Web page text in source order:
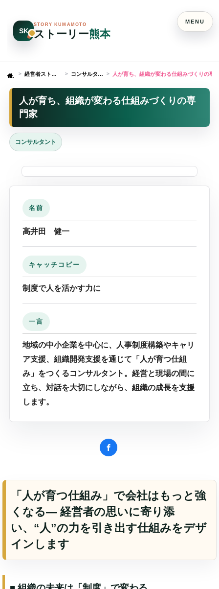
SK
STORY KUMAMOTO
ストーリー熊本
Home 経営者ストーリー コンサルタント 人が育ち、組織が変わる仕組みづくりの専
人が育ち、組織が変わる仕組みづくりの専
門家
コンサルタント
名前
高井田 健一
キャッチコピー
制度で人を活かす力に
一言
地域の中小企業を中心に、人事制度構築やキャリ
ア支援、組織開発支援を通じて「人が育つ仕組
み」をつくるコンサルタント。経営と現場の間に
立ち、対話を大切にしながら、組織の成長を支援
します。
「人が育つ仕組み」で会社はもっと強
くなる― 経営者の思いに寄り添
い、“人”の力を引き出す仕組みをデザ
インします
MENU